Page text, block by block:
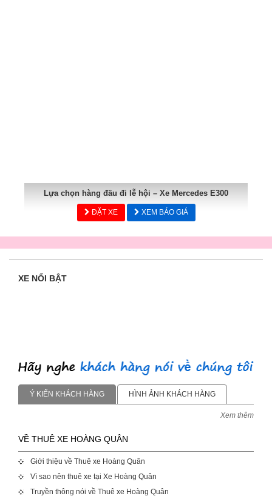
Lựa chọn hàng đầu đi lễ hội – Xe Mercedes E300
ĐẶT XE XEM BÁO GIÁ
XE NỔI BẬT
Ý KIẾN KHÁCH HÀNG HÌNH ẢNH KHÁCH HÀNG
Xem thêm
VỀ THUÊ XE HOÀNG QUÂN
Giới thiệu về Thuê xe Hoàng Quân
Vì sao nên thuê xe tại Xe Hoàng Quân
Truyền thông nói về Thuê xe Hoàng Quân